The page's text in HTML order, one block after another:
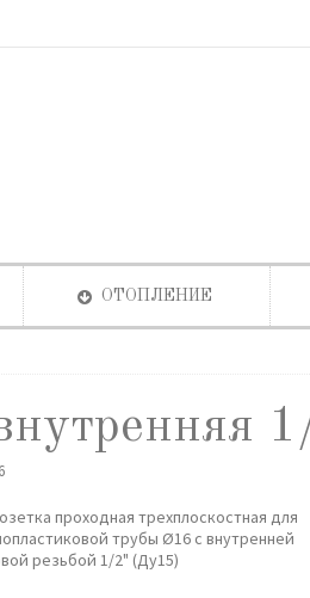
ОТОПЛЕНИЕ
проходная трехплоскостная для
трубы Ø16 с внутренней
резьбой 1/2" (Ду15)